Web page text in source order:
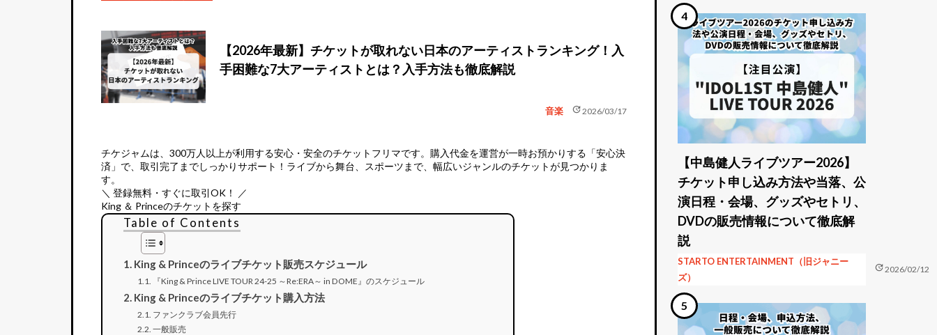
【2026年最新】チケットが取れない日本のアーティストランキング！入
手困難な7大アーティストとは？入手方法も徹底解説
音楽 update2026/03/17
チケジャムは、 300万人以上が利用する安心・安全のチケットフリマです。購入代金を運営が一時お預かりする「安心決
済」で、取引完了までしっかりサポート！ライブから舞台、スポーツまで、幅広いジャンルのチケットが見つかりま
す。
＼ 登録無料・すぐに取引OK！ ／
King ＆ Princeのチケットを探す
Table of Contents
King & Princeのライブチケット販売スケジュール
『King & Prince LIVE TOUR 24-25 ～Re:ERA～ in DOME』のスケジュール
King & Princeのライブチケット購入方法
ファンクラブ会員先行
一般販売
【中島健人ライブツアー2026】
チケット申し込み方法や当落、公
演日程・会場、グッズやセトリ、
DVDの販売情報について徹底解
説
STARTO ENTERTAINMENT（旧ジャニー
ズ）
update2026/02/12